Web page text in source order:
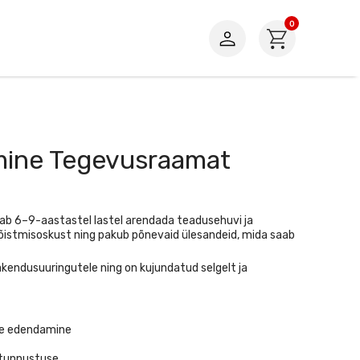
0
Tegevusraamat
6–9-aastastel lastel arendada teadusehuvi ja
ning pakub põnevaid ülesandeid, mida saab
ning on kujundatud selgelt ja
edendamine